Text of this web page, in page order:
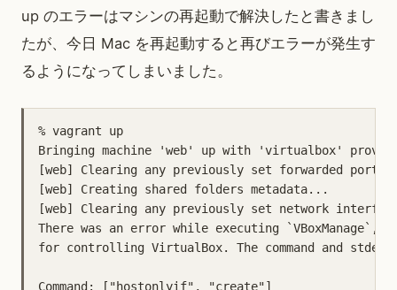
up のエラーはマシンの再起動で解決したと書きまし
たが、今日 Mac を再起動すると再びエラーが発生す
るようになってしまいました。
% vagrant up
Bringing machine 'web' up with 'virtualbox'
[web] Clearing any previously set forwarded
[web] Creating shared folders metadata...
[web] Clearing any previously set network
There was an error while executing `VBoxManage`,
for controlling VirtualBox. The command and stderr
Command: ["hostonlyif", "create"]